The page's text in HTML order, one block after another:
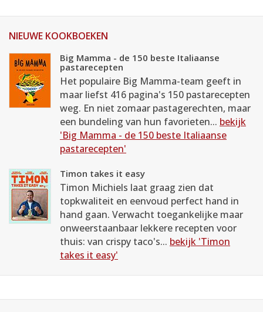
NIEUWE KOOKBOEKEN
Big Mamma - de 150 beste Italiaanse
pastarecepten
Het populaire Big Mamma-team geeft in
maar liefst 416 pagina's 150 pastarecepten
weg. En niet zomaar pastagerechten, maar
een bundeling van hun favorieten... bekijk
'Big Mamma - de 150 beste Italiaanse
pastarecepten'
Timon takes it easy
Timon Michiels laat graag zien dat
topkwaliteit en eenvoud perfect hand in
hand gaan. Verwacht toegankelijke maar
onweerstaanbaar lekkere recepten voor
thuis: van crispy taco's... bekijk 'Timon
takes it easy'